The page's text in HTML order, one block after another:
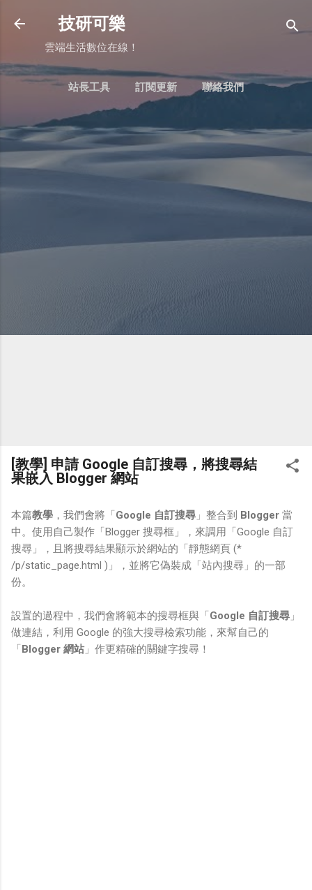
技研可樂
雲端生活數位在線！
站長工具 訂閱更新 聯絡我們
BLOGGER：常用頁面判斷式用法
[教學] 申請 Google 自訂搜尋，將搜尋結
果嵌入 Blogger 網站
本篇教學 ，我們會將「Google 自訂搜尋 」整合到 Blogger 當
中。使用自己製作「Blogger 搜尋框」，來調用「Google 自訂
搜尋」，且將搜尋結果顯示於網站的「靜態網頁 (*
/p/static_page.html )」，並將它偽裝成「站內搜尋」的一部
份。
設置的過程中，我們會將範本的搜尋框與「Google 自訂搜尋 」
做連結，利用 Google 的強大搜尋檢索功能，來幫自己的
「Blogger 網站」作更精確的關鍵字搜尋！